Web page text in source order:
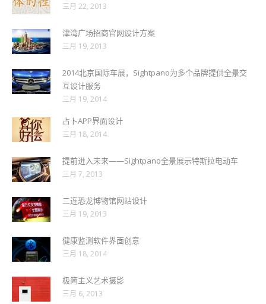
三月 22, 2013
津湾广场招商官网设计方案
三月 19, 2013
2014北京国际车展，Sightpano为多个品牌提供全景交
互设计服务
三月 19, 2014
占卜APP界面设计
三月 18, 2014
提前进入未来——Sightpano全景展示特斯拉电动车
三月 7, 2013
二连恐龙博物馆网站设计
三月 19, 2013
健康监测软件界面创意
三月 18, 2014
极简主义艺术摄影
三月 6, 2013